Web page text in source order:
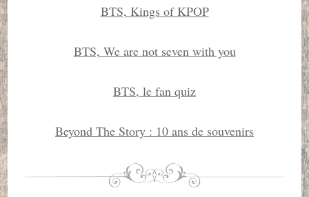
BTS, Kings of KPOP
BTS, We are not seven with you
BTS, le fan quiz
Beyond The Story : 10 ans de souvenirs